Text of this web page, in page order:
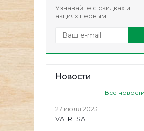
Узнавайте о скидках и
акциях первым
Новости
Все новости
27 июля 2023
VALRESA